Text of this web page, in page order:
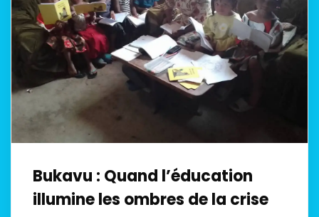
Bukavu : Quand l’éducation
illumine les ombres de la crise